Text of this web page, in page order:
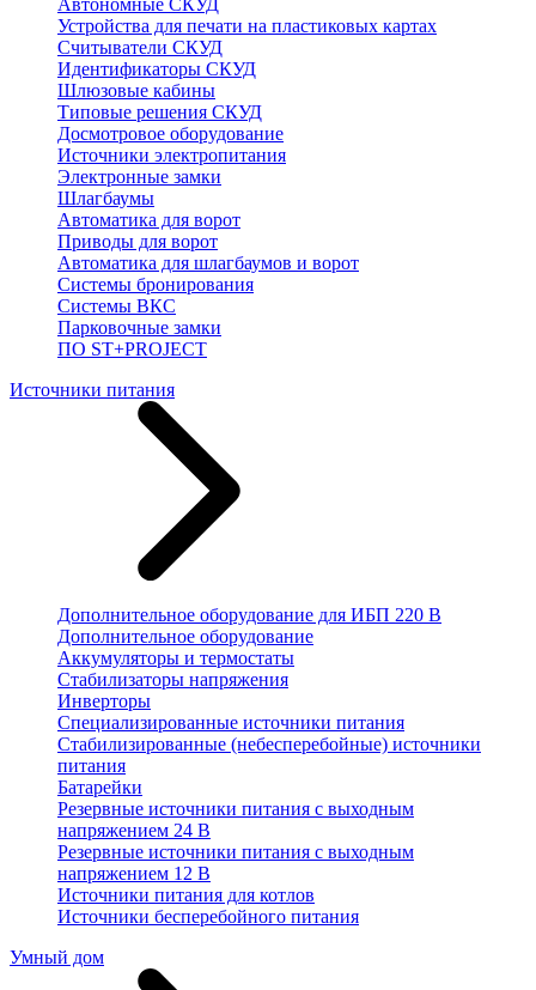
Автономные СКУД
Устройства для печати на пластиковых картах
Считыватели СКУД
Идентификаторы СКУД
Шлюзовые кабины
Типовые решения СКУД
Досмотровое оборудование
Источники электропитания
Электронные замки
Шлагбаумы
Автоматика для ворот
Приводы для ворот
Автоматика для шлагбаумов и ворот
Системы бронирования
Системы ВКС
Парковочные замки
ПО ST+PROJECT
Источники питания
Дополнительное оборудование для ИБП 220 В
Дополнительное оборудование
Аккумуляторы и термостаты
Стабилизаторы напряжения
Инверторы
Специализированные источники питания
Стабилизированные (небесперебойные) источники
питания
Батарейки
Резервные источники питания с выходным
напряжением 24 В
Резервные источники питания с выходным
напряжением 12 В
Источники питания для котлов
Источники бесперебойного питания
Умный дом